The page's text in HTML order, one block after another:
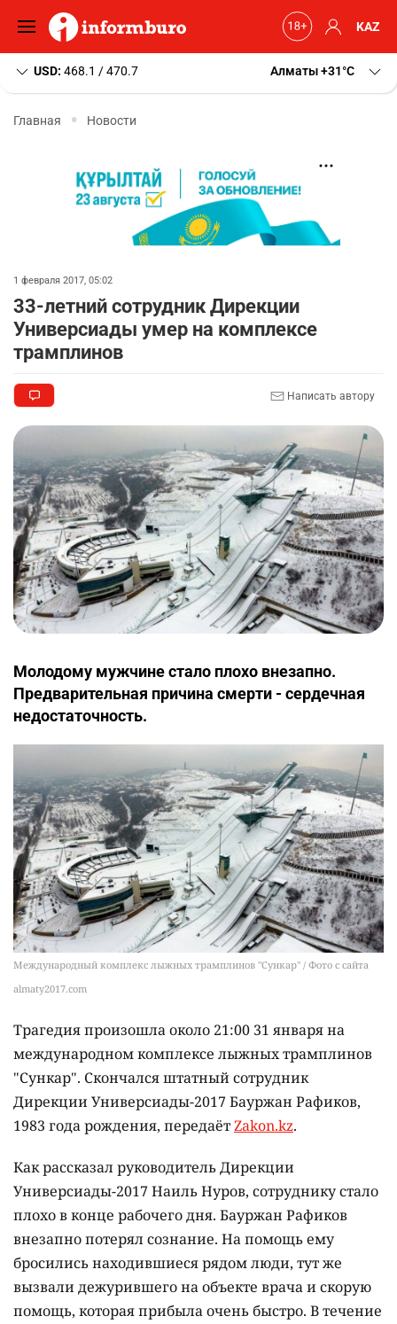
KAZ
USD: 468.1 / 470.7 Алматы+31 C
Главная Новости
1 февраля 2017, 05:02
33-летний сотрудник Дирекции
Универсиады умер на комплексе
трамплинов
Написать автору
Молодому мужчине стало плохо внезапно.
Предварительная причина смерти - сердечная
недостаточность.
Международный комплекс лыжных трамплинов "Сункар" / Фото с сайта
almaty2017.com
Трагедия произошла около 21:00 31 января на
международном комплексе лыжных трамплинов
"Сункар". Скончался штатный сотрудник
Дирекции Универсиады-2017 Бауржан Рафиков,
1983 года рождения, передаётZakon.kz.
Как рассказал руководитель Дирекции
Универсиады-2017 Наиль Нуров, сотруднику стало
плохо в конце рабочего дня. Бауржан Рафиков
внезапно потерял сознание. На помощь ему
бросились находившиеся рядом люди, тут же
вызвали дежурившего на объекте врача и скорую
помощь, которая прибыла очень быстро. В течение